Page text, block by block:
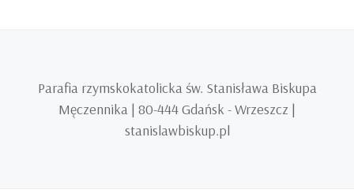
Parafia rzymskokatolicka św. Stanisława Biskupa
Męczennika | 80-444 Gdańsk - Wrzeszcz |
stanislawbiskup.pl